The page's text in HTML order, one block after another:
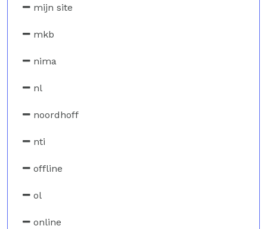
mijn site
mkb
nima
nl
noordhoff
nti
offline
ol
online